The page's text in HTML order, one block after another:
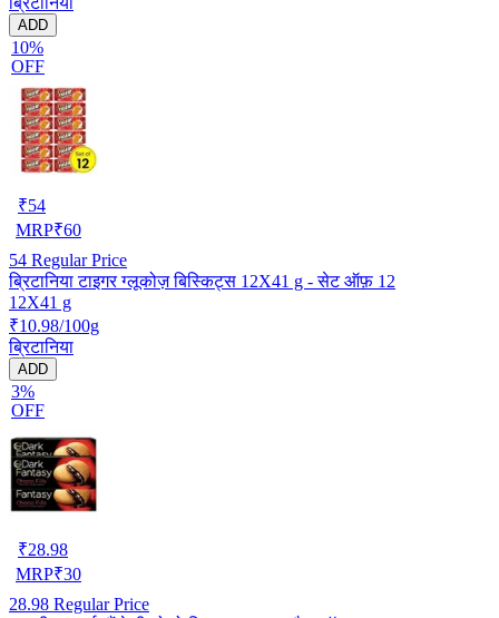
ADD
10%
OFF
₹54
MRP₹60
54 Regular Price
ब्रिटानिया टाइगर ग्लूकोज़ बिस्किट्स 12X41 g - सेट ऑफ़ 12
12X41 g
₹10.98/100g
ब्रिटानिया
ADD
3%
OFF
₹28.98
MRP₹30
28.98 Regular Price